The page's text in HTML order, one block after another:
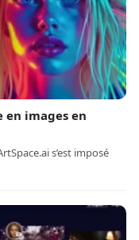
en images en
s’est imposé